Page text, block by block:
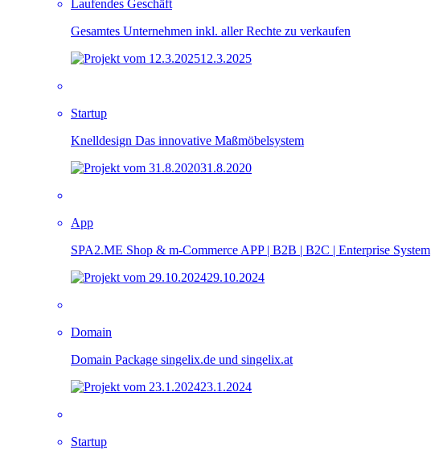
Laufendes Geschäft
Gesamtes Unternehmen inkl. aller Rechte zu verkaufen
12.3.2025
Startup
Knelldesign Das innovative Maßmöbelsystem
31.8.2020
App
SPA2.ME Shop & m-Commerce APP | B2B | B2C | Enterprise System
29.10.2024
Domain
Domain Package singelix.de und singelix.at
23.1.2024
Startup